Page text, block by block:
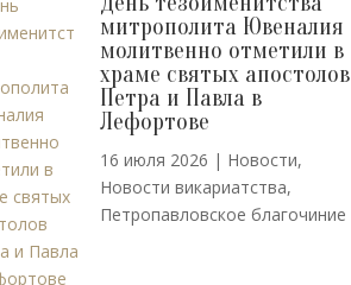
митрополита Ювеналия
молитвенно отметили в
храме святых апостолов
Петра и Павла в
Лефортове
16 июля 2026 | Новости,
Новости викариатства,
Петропавловское благочиние